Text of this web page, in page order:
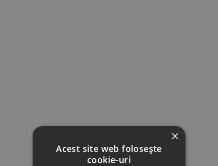
×
Acest site web folosește
cookie-uri